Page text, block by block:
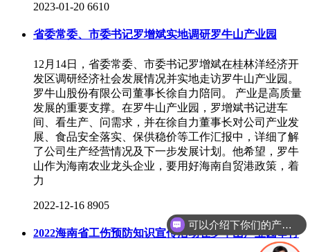
2023-01-20 6610
省委常委、市委书记罗增斌实地调研罗牛山产业园
12月14日，省委常委、市委书记罗增斌在桂林洋经济开
发区调研经济社会发展情况并实地走访罗牛山产业园。
罗牛山股份有限公司董事长徐自力陪同。 产业是高质量
发展的重要支撑。在罗牛山产业园，罗增斌书记进车
间、看生产、问需求，并在徐自力董事长对公司产业发
展、食品安全落实、保供稳价等工作汇报中，详细了解
了公司生产经营情况及下一步发展计划。他希望，罗牛
山作为海南农业龙头企业，要用好海南自贸港政策，着
力
2022-12-16 8905
2022海南省工伤预防知识宣传活动在罗牛山产业园举行
可以介绍下你们的产品么